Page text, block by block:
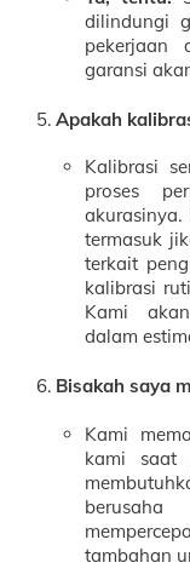
dilindungi
pekerjaan
garansi
Apakah
Kalibrasi
proses
termasuk
terkait
kalibrasi
Kami
dalam
Bisakah saya
Kami
kami saat
tambahan